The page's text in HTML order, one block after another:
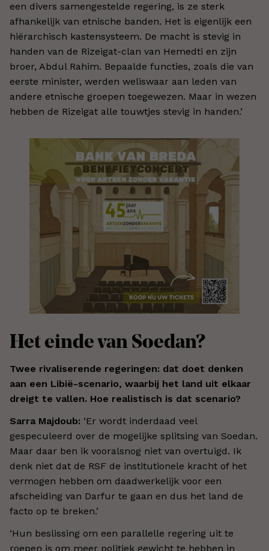
een divers samengestelde regering, is ze sterk
afhankelijk van etnische banden. Het is eigenlijk een
hiërarchisch kastensysteem. De macht is stevig in
handen van de Rizeigat-clan van Hemedti en zijn
broer, Abdul Rahim. Bepaalde functies, zoals die van
eerste minister, werden weliswaar aan leden van
andere etnische groepen toegewezen. Maar in wezen
hebben de Rizeigat alle touwtjes stevig in handen.’
Het einde van Soedan?
Twee rivaliserende regeringen: dat doet denken
aan een Libië-scenario, waarbij het land uit elkaar
dreigt te vallen. Hoe realistisch is dat scenario?
Sarra Majdoub: ‘Er wordt inderdaad veel
gespeculeerd over de mogelijke splitsing van Soedan.
Maar daar ben ik vooralsnog niet van overtuigd. Ik
denk niet dat de RSF de institutionele kracht of het
vermogen hebben om daadwerkelijk voor een
afscheiding van Darfur te gaan en dus het land de
facto op te breken.’
‘Hun beslissing om een parallelle regering uit te
roepen is om meer politiek gewicht te hebben in